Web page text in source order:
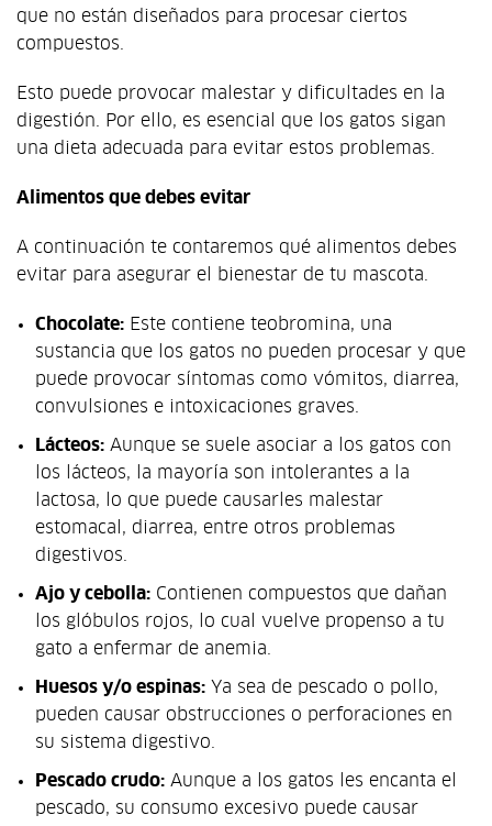
que no están diseñados para procesar ciertos
compuestos.
Esto puede provocar malestar y dificultades en la
digestión. Por ello, es esencial que los gatos sigan
una dieta adecuada para evitar estos problemas.
Alimentos que debes evitar
A continuación te contaremos qué alimentos debes
evitar para asegurar el bienestar de tu mascota.
Chocolate: Este contiene teobromina, una
sustancia que los gatos no pueden procesar y que
puede provocar síntomas como vómitos, diarrea,
convulsiones e intoxicaciones graves.
Lácteos: Aunque se suele asociar a los gatos con
los lácteos, la mayoría son intolerantes a la
lactosa, lo que puede causarles malestar
estomacal, diarrea, entre otros problemas
digestivos.
Ajo y cebolla: Contienen compuestos que dañan
los glóbulos rojos, lo cual vuelve propenso a tu
gato a enfermar de anemia.
Huesos y/o espinas: Ya sea de pescado o pollo,
pueden causar obstrucciones o perforaciones en
su sistema digestivo.
Pescado crudo: Aunque a los gatos les encanta el
pescado, su consumo excesivo puede causar